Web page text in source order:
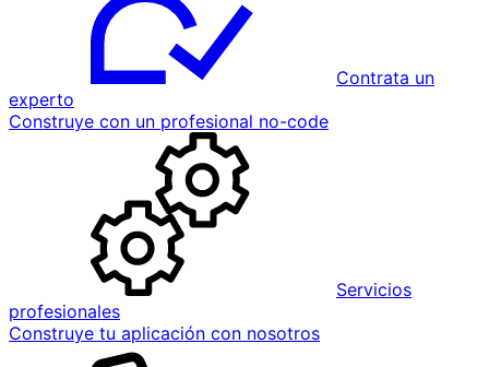
Contrata un
experto
Construye con un profesional no-code
Servicios
profesionales
Construye tu aplicación con nosotros